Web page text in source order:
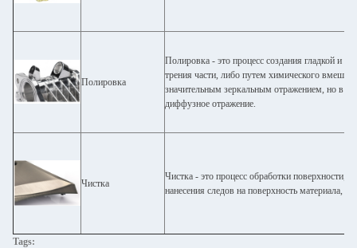
Полировка
Полировка - это процесс создания гладкой и
трения части, либо путем химического
значительным зеркальным отражением, но в
диффузное отражение.
Чистка
Чистка - это процесс обработки поверхности,
нанесения следов на поверхность материала,
Tags: